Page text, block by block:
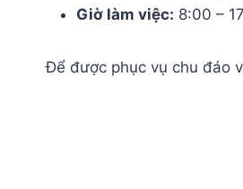
Giờ làm việc: 8:00 –
Để được phục vụ chu đáo